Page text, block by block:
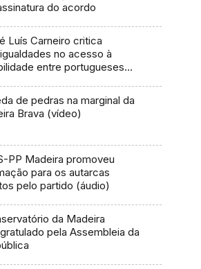
do acordo
Luís Carneiro critica
no acesso à
entre portugueses
de pedras na marginal da
Brava (vídeo)
PP Madeira promoveu
para os autarcas
pelo partido (áudio)
da Madeira
pela Assembleia da